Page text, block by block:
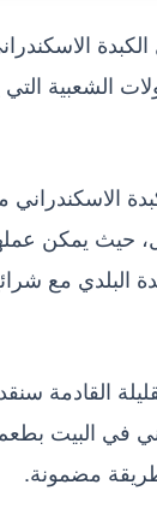
الشعبية التي
الاسكندراني
حيث يمكن
البلدي مع
القادمة
في البيت
مضمونة.